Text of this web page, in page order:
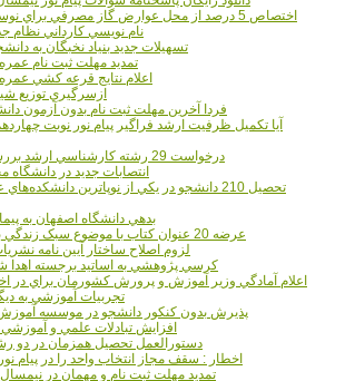
اختصاص 5 درصد از محل عوارض گاز مصرفي براي نوسازي مدارس
نام نويسي کارداني نظام
تسهيلات جديد بنياد نخبگان به
تمديد مهلت ثبت نام
اعلام نتايج قرعه کشي
ازسرگيري توزيع
فردا آخرین مهلت ثبت نام بدون آزمون
آیا تکمیل ظرفیت ارشد فراگیر پیام نور نوبت
درخواست 29 رشته کارشناسي ارشد بررسي مي شود
انتصابات جديد در دانشگاه
تحصيل 210 دانشجو در يکي از نوپاترين
بدهي دانشگاه اصفهان به
عرضه 20 عنوان کتاب با موضوع سبک زندگي به دانشگاه‌ها
لزوم اصلاح ساختار آيين نامه
18 کرسي پژوهشي به اساتيد برجسته
اعلام آمادگي وزير آموزش و پرورش کشورمان براي در
تجربيات آموزشي به
پذيرش بدون کنکور دانشجو در موسسه
افزايش تبادلات علمي و آموزشي
دستورالعمل تحصیل همزمان در دو
اخطار : سقف مجاز انتخاب واحد را در پیام
تمدید مهلت ثبت نام و مهمان در نیمسال